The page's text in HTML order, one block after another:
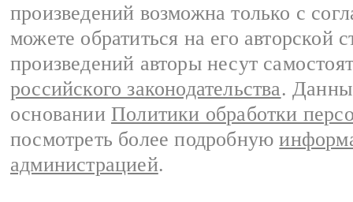
произведений возможна только с
можете обратиться на его авторской
произведений авторы несут
российского законодательства.
основании Политики обработки
посмотреть более подробную
администрацией.